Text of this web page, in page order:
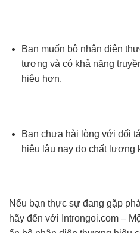
Bạn muốn bộ nhận diện
tượng và có khả năng
hiệu hơn.
Bạn chưa hài lòng với đối
hiệu lâu nay do chất lượng
Nếu bạn thực sự đang gặp
hãy đến với Introngoi.com –